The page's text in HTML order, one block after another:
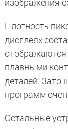
изображения
Плотность
дисплеях
отображаются
плавными
деталей. Зато
программ
Остальные